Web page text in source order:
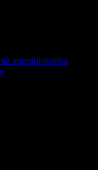
amministrativa